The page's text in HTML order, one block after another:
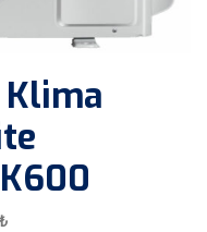
₺